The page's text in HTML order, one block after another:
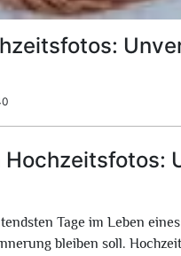
Hochzeitsfotos:
Tage im Leben
bleiben soll.